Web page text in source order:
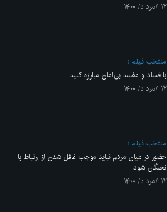
۱۲ /مرداد/ ۱۴۰۰
منتخب فیلم
با فساد و مفسد بی‌امان مبارزه کنید
۱۲ /مرداد/ ۱۴۰۰
منتخب فیلم
حضور در میان مردم نباید موجب غافل شدن از ارتباط با
نخبگان شود
۱۲ /مرداد/ ۱۴۰۰